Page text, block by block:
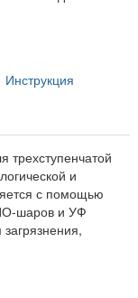
Инструкция
и
с помощью
шаров и УФ